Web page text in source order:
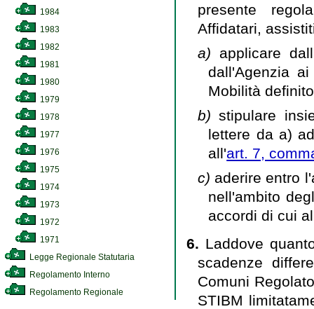
1984
1983
1982
1981
1980
1979
1978
1977
1976
1975
1974
1973
1972
1971
Legge Regionale Statutaria
Regolamento Interno
Regolamento Regionale
presente
Affidatari,
a) applicare
dall'Agenzia
Mobilità
b)stipulare
lettere da a)
all'art. 7,
c) aderire entro
nell'ambito
accordi di cui
6. Laddove
scadenze
Comuni
STIBM